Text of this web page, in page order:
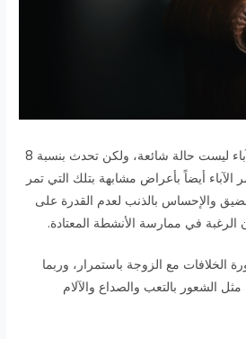
اكتئاب ما بعد الولادة عند الآباء ليست حالة شائعة، ولكن تحدث بنسبة 8
يمر الآباء أيضاً بأعراض مشابهة بتلك التي تمر
والإحساس بالذنب لعدم القدرة على
الرغبة في ممارسة الأنشطة المعتادة.
الخلافات مع الزوجة باستمرار، وربما
الشعور بالتعب والصداع والآلام